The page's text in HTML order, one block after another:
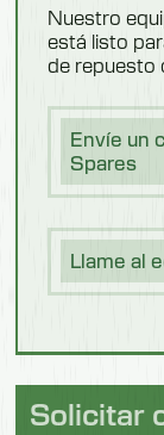
Con
Longitud
1500 mm
Anchura
1100 mm
Lechería
Higiene de
las
personas
Nuestro
está listo
de repuesto
Envíe un
Spares
Llame al
Solicitar